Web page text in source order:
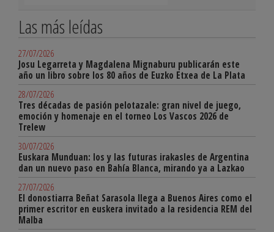
Las más leídas
27/07/2026
Josu Legarreta y Magdalena Mignaburu publicarán este
año un libro sobre los 80 años de Euzko Etxea de La Plata
28/07/2026
Tres décadas de pasión pelotazale: gran nivel de juego,
emoción y homenaje en el torneo Los Vascos 2026 de
Trelew
30/07/2026
Euskara Munduan: los y las futuras irakasles de Argentina
dan un nuevo paso en Bahía Blanca, mirando ya a Lazkao
27/07/2026
El donostiarra Beñat Sarasola llega a Buenos Aires como el
primer escritor en euskera invitado a la residencia REM del
Malba